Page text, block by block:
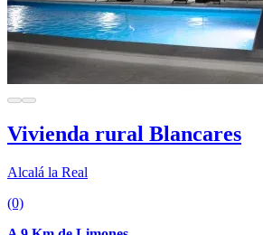
Vivienda rural Blancares
Alcalá la Real
(0)